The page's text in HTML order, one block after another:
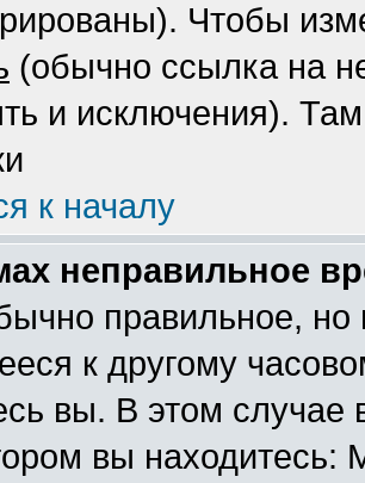
Чтобы
(обычно ссылка на
и исключения).
к началу
неправильное
правильное,
к другому
вы. В этом
вы